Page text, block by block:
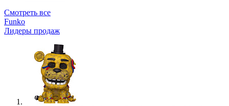
Смотреть все
Funko
Лидеры продаж